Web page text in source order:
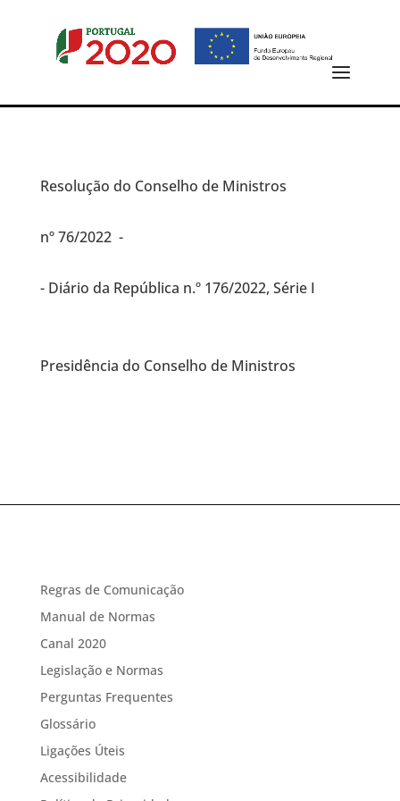
Resolução do Conselho de Ministros
nº 76/2022 -
- Diário da República n.º 176/2022, Série I
Presidência do Conselho de Ministros
Regras de Comunicação
Manual de Normas
Canal 2020
Legislação e Normas
Perguntas Frequentes
Glossário
Ligações Úteis
Acessibilidade